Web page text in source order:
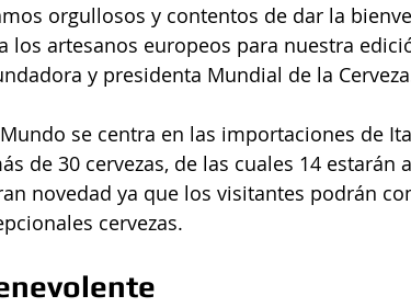
orgullosos y contentos de dar la
los artesanos europeos para nuestra
y presidenta Mundial de la
se centra en las importaciones de
de 30 cervezas, de las cuales 14 estarán
novedad ya que los visitantes podrán
cervezas.